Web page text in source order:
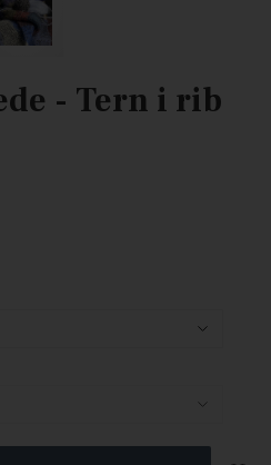
- Tern i rib